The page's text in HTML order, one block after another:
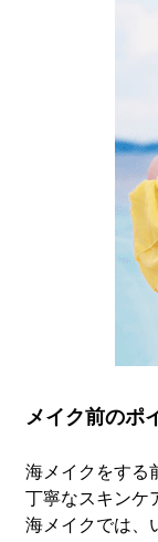
メイク前のポ
海メイクをする
丁寧なスキンケ
海メイクでは、